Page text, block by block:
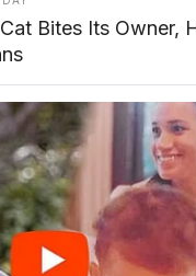
dengan
BYD
748 HP
MG 4X:
Baterai
610 Km
Maextro
EREV
Bites Its Owner,